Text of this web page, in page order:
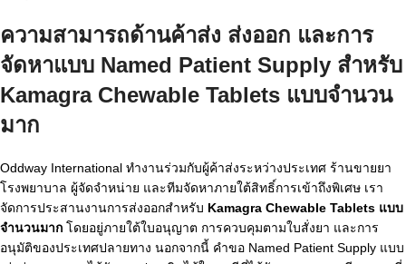
ความสามารถด้านค้าส่ง ส่งออก และการ
จัดหาแบบ Named Patient Supply สำหรับ
Kamagra Chewable Tablets แบบจำนวน
มาก
Oddway International ทำงานร่วมกับผู้ค้าส่งระหว่างประเทศ ร้านขายยา
โรงพยาบาล ผู้จัดจำหน่าย และทีมจัดหาภายใต้สิทธิ์การเข้าถึงพิเศษ เรา
จัดการประสานงานการส่งออกสำหรับ Kamagra Chewable Tablets แบบ
จำนวนมาก โดยอยู่ภายใต้ใบอนุญาต การควบคุมตามใบสั่งยา และการ
อนุมัติของประเทศปลายทาง นอกจากนี้ คำขอ Named Patient Supply แบบ